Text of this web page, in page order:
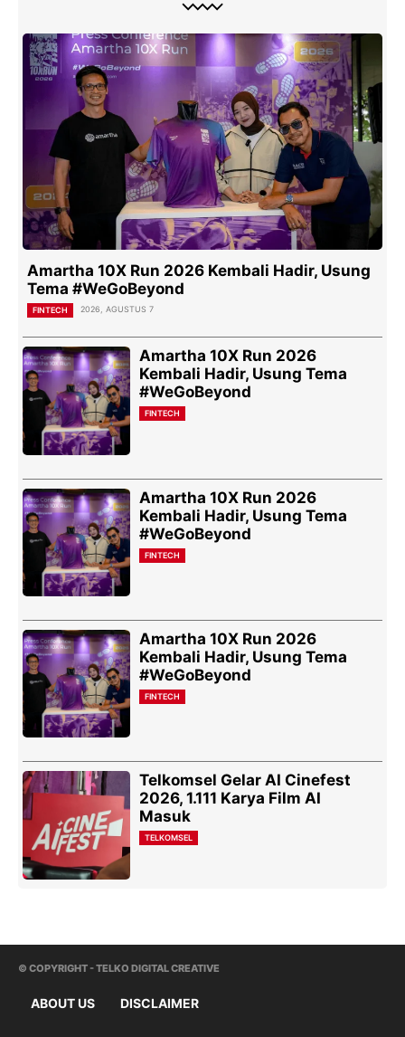
Amartha 10X Run 2026 Kembali Hadir, Usung
Tema #WeGoBeyond
FINTECH 2026, AGUSTUS 7
Amartha 10X Run 2026
Kembali Hadir, Usung Tema
#WeGoBeyond
FINTECH
Amartha 10X Run 2026
Kembali Hadir, Usung Tema
#WeGoBeyond
FINTECH
Amartha 10X Run 2026
Kembali Hadir, Usung Tema
#WeGoBeyond
FINTECH
Telkomsel Gelar AI Cinefest
2026, 1.111 Karya Film AI
Masuk
TELKOMSEL
© COPYRIGHT - TELKO DIGITAL CREATIVE
ABOUT US DISCLAIMER